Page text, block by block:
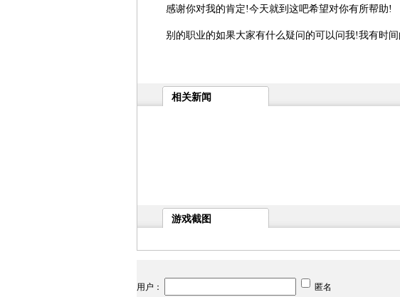
感谢你对我的肯定!今天就到这吧希望对你有所帮助!
别的职业的如果大家有什么疑问的可以问我!我有时间
相关新闻
游戏截图
用户：
匿名